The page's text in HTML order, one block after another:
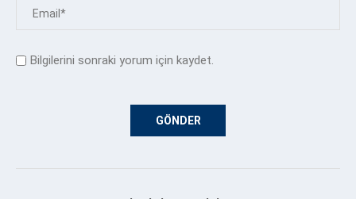
Bilgilerini sonraki yorum için kaydet.